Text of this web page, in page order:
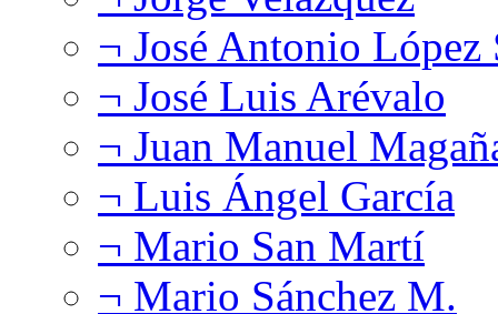
¬ José Antonio López
¬ José Luis Arévalo
¬ Juan Manuel
¬ Luis Ángel García
¬ Mario San Martí
¬ Mario Sánchez M.